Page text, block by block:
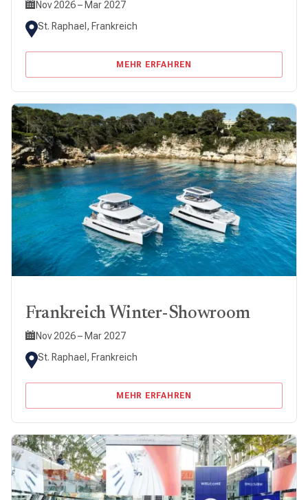
Nov 2026 – Mar 2027
St. Raphael, Frankreich
MEHR ERFAHREN
Frankreich Winter-Showroom
Nov 2026 – Mar 2027
St. Raphael, Frankreich
MEHR ERFAHREN